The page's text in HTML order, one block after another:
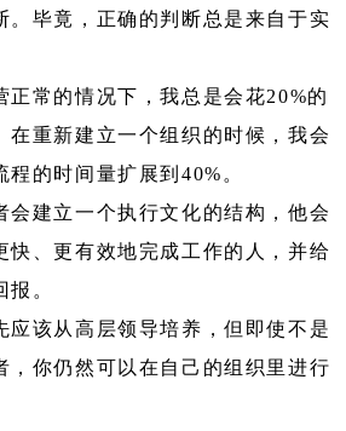
。毕竟，正确的判断总是来自于实
正常的情况下，我总是会花20%的
在重新建立一个组织的时候，我会
的时间量扩展到40%。
会建立一个执行文化的结构，他会
快、更有效地完成工作的人，并给
。
应该从高层领导培养，但即使不是
，你仍然可以在自己的组织里进行